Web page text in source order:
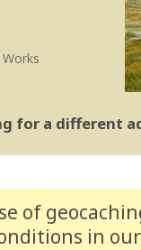
for a different
of
in